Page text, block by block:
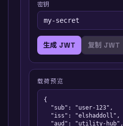
密钥
生成 JWT 复制 JWT
载荷预览
{
  "sub": "user-123",
  "iss": "elshaddoll",
  "aud": "utility-hub",